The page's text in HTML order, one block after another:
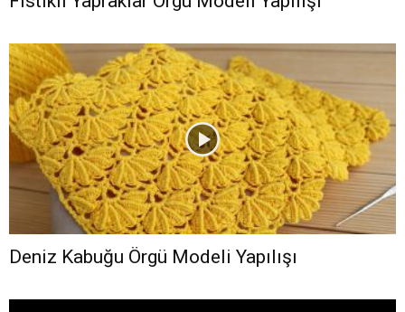
Deniz Kabuğu Örgü Modeli Yapılışı